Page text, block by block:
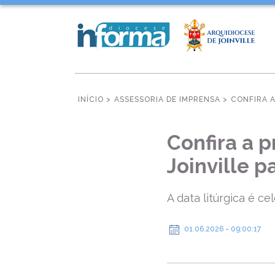
INÍCIO > ASSESSORIA DE IMPRENSA > CONFIRA
Confira a
Joinville
A data litúrgica é
01.06.2026 - 09:00:17